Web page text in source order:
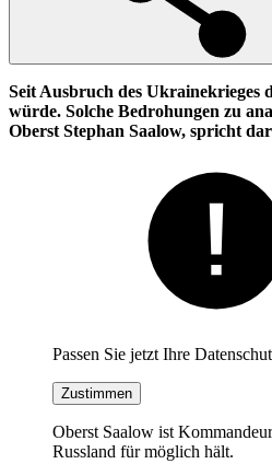
Seit Ausbruch des Ukrainekrieges
würde. Solche Bedrohungen zu
Oberst Stephan Saalow, spricht
Passen Sie jetzt Ihre
Zustimmen
Oberst Saalow ist
Russland für möglich hält.